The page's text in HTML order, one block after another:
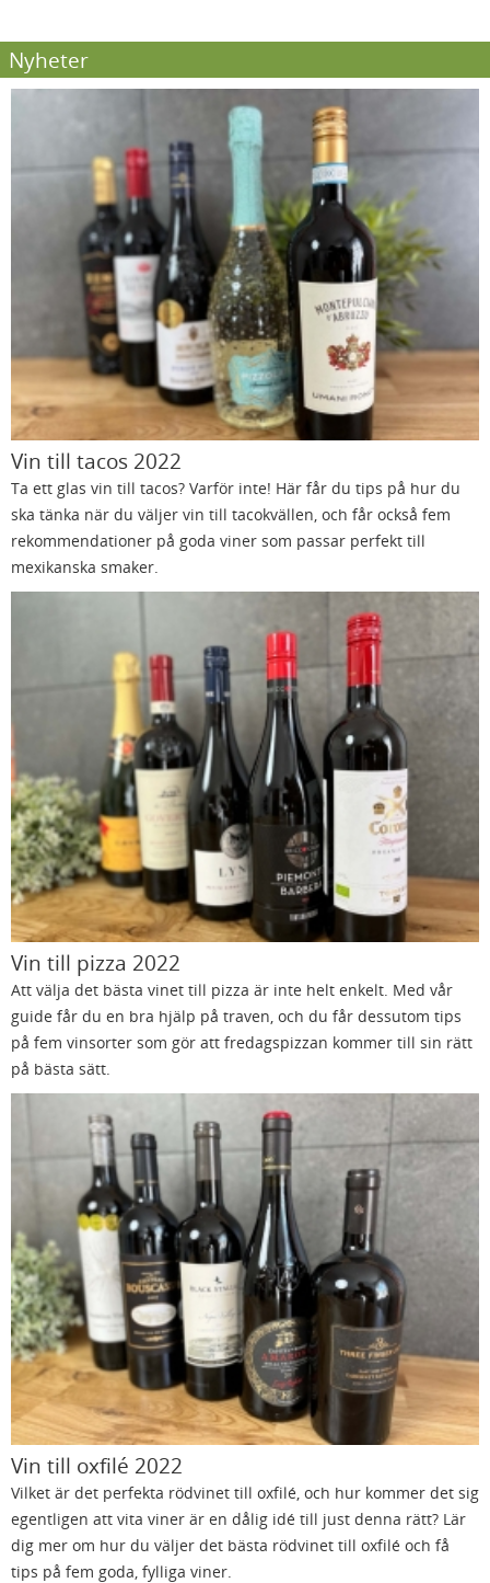
Nyheter
Vin till tacos 2022
Ta ett glas vin till tacos? Varför inte! Här får du tips på hur du
ska tänka när du väljer vin till tacokvällen, och får också fem
rekommendationer på goda viner som passar perfekt till
mexikanska smaker.
Vin till pizza 2022
Att välja det bästa vinet till pizza är inte helt enkelt. Med vår
guide får du en bra hjälp på traven, och du får dessutom tips
på fem vinsorter som gör att fredagspizzan kommer till sin rätt
på bästa sätt.
Vin till oxfilé 2022
Vilket är det perfekta rödvinet till oxfilé, och hur kommer det sig
egentligen att vita viner är en dålig idé till just denna rätt? Lär
dig mer om hur du väljer det bästa rödvinet till oxfilé och få
tips på fem goda, fylliga viner.